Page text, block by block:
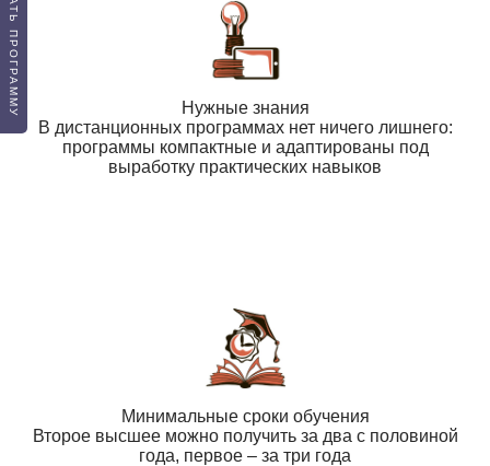
Нужные знания
В дистанционных программах нет ничего лишнего:
программы компактные и адаптированы под
выработку практических навыков
Минимальные сроки обучения
Второе высшее можно получить за два с половиной
года, первое – за три года